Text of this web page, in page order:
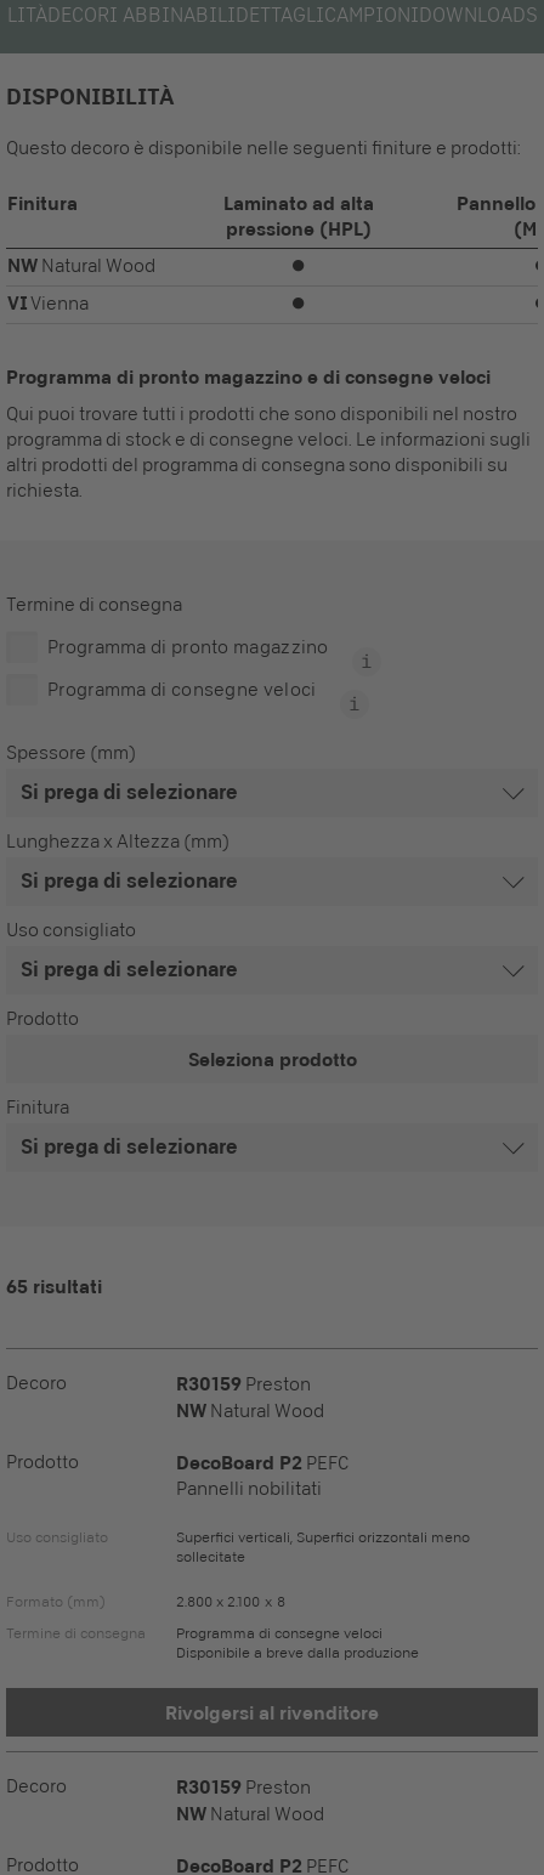
DECORI ABBINABILIDETTAGLICAMPIONIDOWNLOADS
DISPONIBILITÀ
Questo decoro è disponibile nelle seguenti finiture e prodotti:
Finitura
Laminato ad alta
pressione (HPL)
Pannello
NW Natural Wood ⏺
VIVienna ⏺
Programma di pronto magazzino e di consegne veloci
Qui puoi trovare tutti i prodotti che sono disponibili nel nostro
programma di stock e di consegne veloci. Le informazioni sugli
altri prodotti del programma di consegna sono disponibili su
richiesta.
Termine di consegna
Programma di pronto magazzino
Programma di consegne veloci
Spessore (mm)
Lunghezza x Altezza (mm)
Uso consigliato
Prodotto
Seleziona prodotto
Finitura
65 risultati
Decoro R30159 Preston
NW Natural Wood
Prodotto DecoBoard P2 PEFC
Pannelli nobilitati
Uso consigliato
Superfici verticali, Superfici orizzontali meno
sollecitate
Formato (mm)
2.800 x 2.100 x 8
Termine di consegna
Programma di consegne veloci
Disponibile a breve dalla produzione
Rivolgersi al rivenditore
Decoro R30159 Preston
NW Natural Wood
Prodotto DecoBoard P2 PEFC